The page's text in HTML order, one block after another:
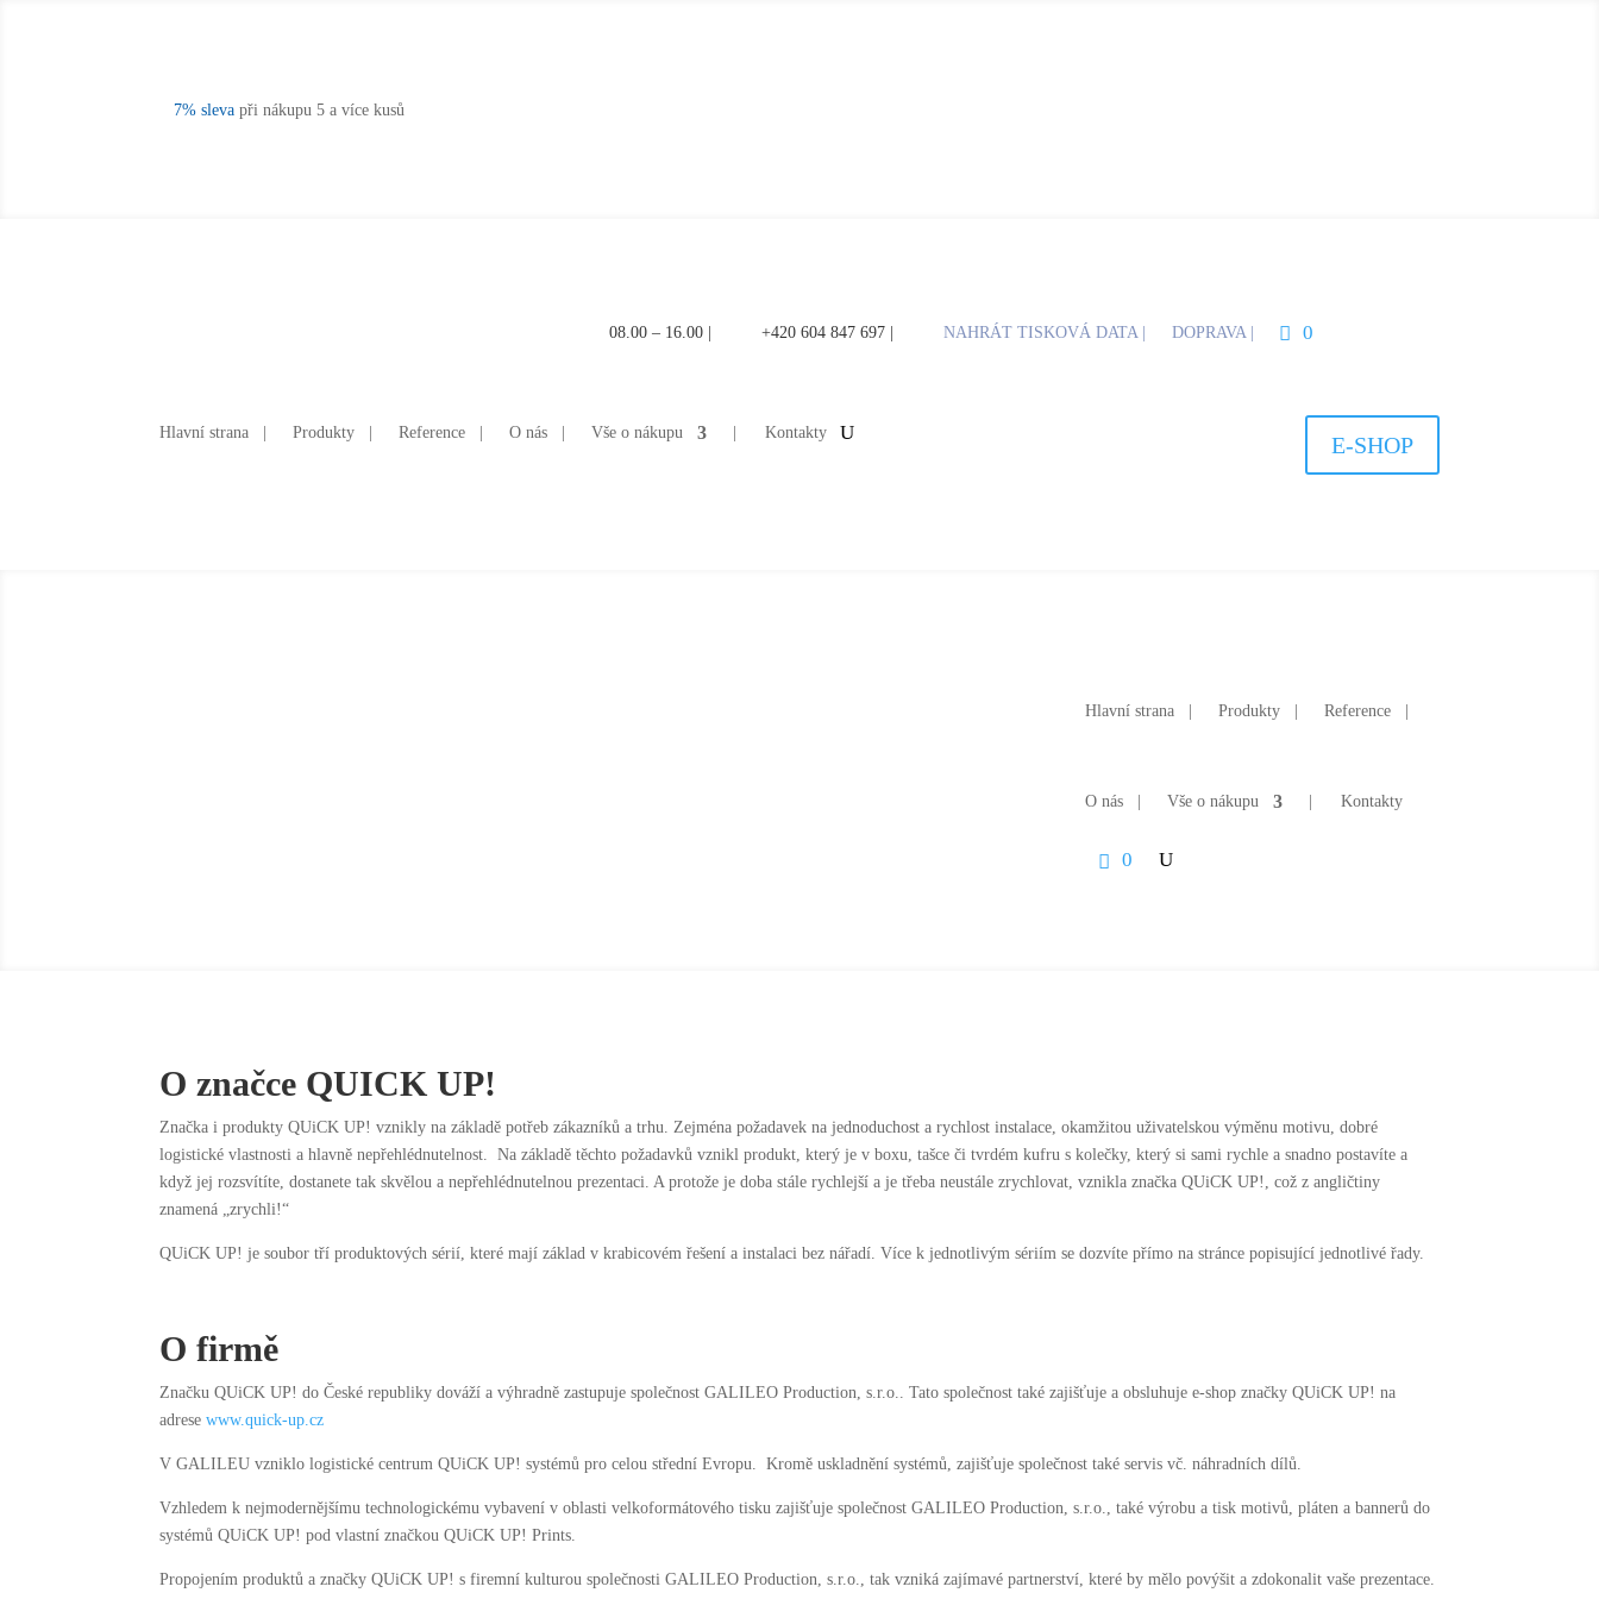
7% sleva při nákupu 5 a více kusů
08.00 – 16.00 | +420 604 847 697 | NAHRÁT TISKOVÁ DATA | DOPRAVA | 0
Hlavní strana | Produkty | Reference | O nás | Vše o nákupu | Kontakty E-SHOP
Hlavní strana Produkty Reference
O nás Vše o nákupu Kontakty
0
O značce QUICK UP!
Značka i produkty QUiCK UP! vznikly na základě potřeb zákazníků a trhu. Zejména požadavek na jednoduchost a rychlost instalace, okamžitou uživatelskou výměnu motivu, dobré
logistické vlastnosti a hlavně nepřehlédnutelnost. Na základě těchto požadavků vznikl produkt, který je v boxu, tašce či tvrdém kufru s kolečky, který si sami rychle a snadno postavíte a
když jej rozsvítíte, dostanete tak skvělou a nepřehlédnutelnou prezentaci. A protože je doba stále rychlejší a je třeba neustále zrychlovat, vznikla značka QUiCK UP!, což z angličtiny
znamená „zrychli!“
QUiCK UP! je soubor tří produktových sérií, které mají základ v krabicovém řešení a instalaci bez nářadí. Více k jednotlivým sériím se dozvíte přímo na stránce popisující jednotlivé řady.
O firmě
Značku QUiCK UP! do České republiky dováží a výhradně zastupuje společnost GALILEO Production, s.r.o.. Tato společnost také zajišťuje a obsluhuje e-shop značky QUiCK UP! na
adresewww.quick-up.cz
V GALILEU vzniklo logistické centrum QUiCK UP! systémů pro celou střední Evropu. Kromě uskladnění systémů, zajišťuje společnost také servis vč. náhradních dílů.
Vzhledem k nejmodernějšímu technologickému vybavení v oblasti velkoformátového tisku zajišťuje společnost GALILEO Production, s.r.o., také výrobu a tisk motivů, pláten a bannerů do
systémů QUiCK UP! pod vlastní značkou QUiCK UP! Prints.
Propojením produktů a značky QUiCK UP! s firemní kulturou společnosti GALILEO Production, s.r.o., tak vzniká zajímavé partnerství, které by mělo povýšit a zdokonalit vaše prezentace.